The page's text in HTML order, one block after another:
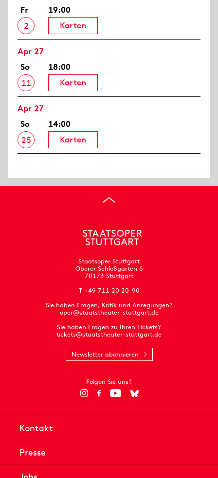
Fr
2
19:00
Karten
Apr 27
So
11
18:00
Karten
Apr 27
So
25
14:00
Karten
Staatsoper Stuttgart
Oberer Schloßgarten 6
70173 Stuttgart
T +49 711 20 20-90
Sie haben Fragen, Kritik und Anregungen?
oper@staatstheater-stuttgart.de
Sie haben Fragen zu Ihren Tickets?
tickets@staatstheater-stuttgart.de
Newsletter abonnieren
Folgen Sie uns?
Kontakt
Presse